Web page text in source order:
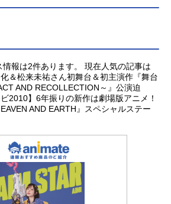
報は2件あります。 現在人気の記事は
化＆松来未祐さん初舞台＆初主演作『舞台
AND RECOLLECTION～』公演迫
2010】6年振りの新作は劇場版アニメ！
AND EARTH』スペシャルステー